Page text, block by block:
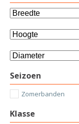
Seizoen
Zomerbanden
Klasse